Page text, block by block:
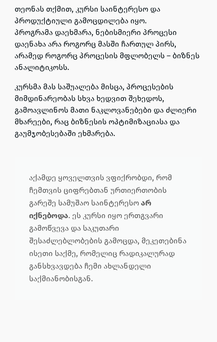
თეონას თქმით, კურსი საინტერესო და
პროდუქტიული გამოცდილება იყო.
პროგრამა დაეხმარა, ნებისმიერი პროცესი
დაენახა არა როგორც მასში ჩართულ პირს,
არამედ როგორც პროცესის მფლობელს – ბიზნეს
ანალიტიკოსს.
კურსმა მას საშუალება მისცა, პროცესების
მიმდინარეობას სხვა ხედვით შეხედოს,
გამოავლინოს მათი ნაკლოვანებები და ძლიერი
მხარეები, რაც ბიზნესის ოპტიმიზაციასა და
გაუმჯობესებაში ეხმარება.
აქამდე ყოველთვის ვფიქრობდი, რომ
ჩემთვის ციფრებთან ურთიერთობის
გარეშე სამუშაო საინტერესო არ
იქნებოდა. ეს კურსი იყო ერთგვარი
გამოწვევა და საკუთარი
შესაძლებლობების გამოცდა, მეკეთებინა
ისეთი საქმე, რომელიც რადიკალურად
განსხვავდება ჩემი ახლანდელი
საქმიანობისგან.